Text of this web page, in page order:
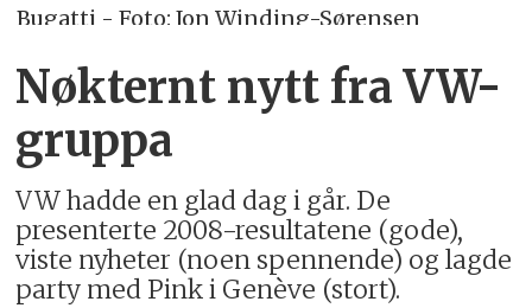
Bugatti - Foto: Jon Winding-Sørensen
Nøkternt nytt fra VW-
gruppa
VW hadde en glad dag i går. De
presenterte 2008-resultatene (gode),
viste nyheter (noen spennende) og lagde
party med Pink i Genève (stort).